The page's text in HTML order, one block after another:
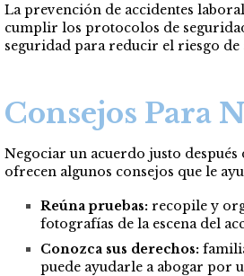
La prevención de accidentes
cumplir los protocolos de
seguridad para reducir el riesgo de
Consejos Para
Negociar un acuerdo justo
ofrecen algunos consejos que le
Reúna pruebas: recopile y
fotografías de la escena del
Conozca sus derechos:
puede ayudarle a abogar por